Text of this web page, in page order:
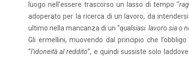
luogo nell’essere trascorso un lasso di tempo “
adoperato per la ricerca di un lavoro, da
ultimo nella mancanza di un “qualsiasi lavoro sia o
Gli ermellini, muovendo dal principio che
“l’idoneità al reddito”, e quindi sussiste solo